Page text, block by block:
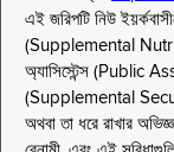
এই জরিপটি নিউ
(Supplemental
অ্যাসিস্টেন্স (Public
(Supplemental
অথবা তা ধরে রাখার